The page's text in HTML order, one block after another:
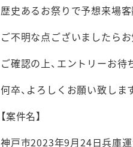
歴史あるお祭りで予想来場客
ご不明な点ございましたら
ご確認の上、エントリーお待
何卒、よろしくお願い致しま
【案件名】
神戸市2023年9月24日兵庫